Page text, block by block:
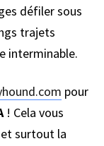
défiler sous
trajets
interminable.
pour
! Cela vous
surtout la